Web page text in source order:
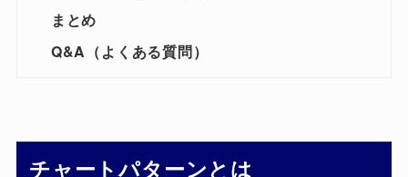
まとめ
Q&A（よくある質問）
チャートパターンとは